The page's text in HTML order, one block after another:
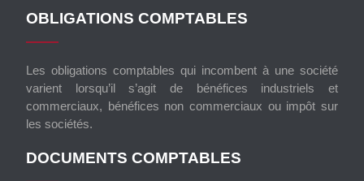
OBLIGATIONS COMPTABLES
Les obligations comptables qui incombent à une société
varient lorsqu’il s’agit de bénéfices industriels et
commerciaux, bénéfices non commerciaux ou impôt sur
les sociétés.
DOCUMENTS COMPTABLES